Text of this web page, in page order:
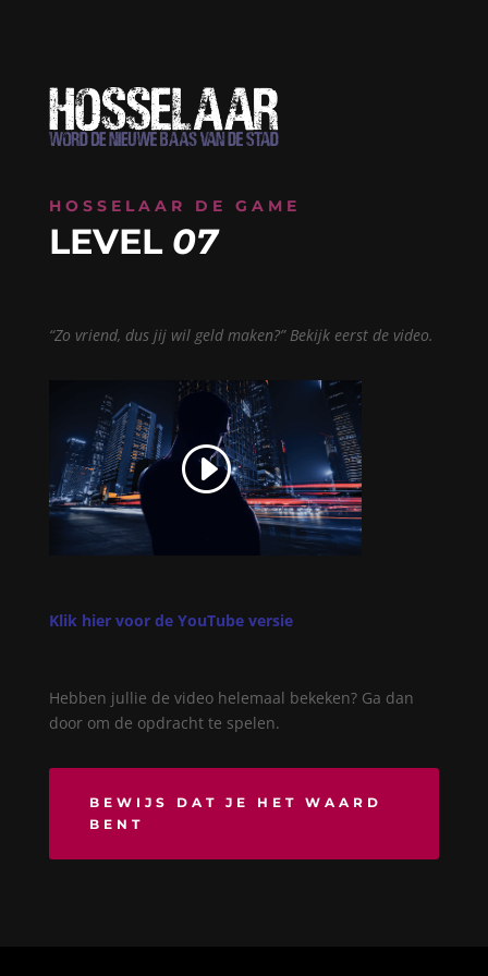
HOSSELAAR DE GAME
LEVEL 07
“Zo vriend, dus jij wil geld maken?” Bekijk eerst de video.
Klik hier voor de YouTube versie
Hebben jullie de video helemaal bekeken? Ga dan
door om de opdracht te spelen.
BEWIJS DAT JE HET WAARD
BENT